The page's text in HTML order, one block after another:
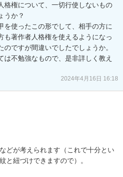
格権について、一切行使しないもの
うか？
を使ったこの形でして、相手の方に
も著作者人格権を使えるようになっ
ですが間違いでしたでしょうか。
は不勉強なもので、是非詳しく教え
2024年4月16日 16:18
どが考えられます（これで十分とい
と紐づけできますので）。